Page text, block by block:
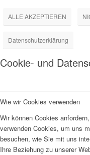
ALLE AKZEPTIEREN
Datenschutzerklärung
Cookie- und
Wie wir Cookies verwenden
Wir können Cookies
verwenden Cookies, um uns
besuchen, wie Sie mit uns
Ihre Beziehung zu unserer